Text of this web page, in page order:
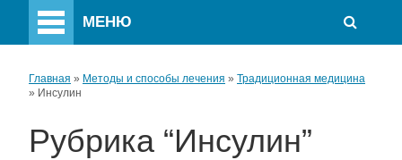
МЕНЮ
Главная » Методы и способы лечения » Традиционная медицина
» Инсулин
Рубрика “Инсулин”